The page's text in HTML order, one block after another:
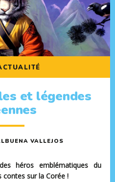
et légendes
VALLEJOS
héros emblématiques du
sur la Corée !